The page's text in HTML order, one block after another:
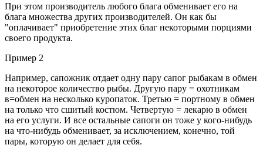
При этом производитель любого блага обменивает его на
блага множества других производителей. Он как бы
"оплачивает" приобретение этих благ некоторыми порциями
своего продукта.
Пример 2
Например, сапожник отдает одну пару сапог рыбакам в обмен
на некоторое количество рыбы. Другую пару = охотникам
в=обмен на несколько куропаток. Третью = портному в обмен
на только что сшитый костюм. Четвертую = лекарю в обмен
на его услуги. И все остальные сапоги он тоже у кого-нибудь
на что-нибудь обменивает, за исключением, конечно, той
пары, которую он делает для себя.